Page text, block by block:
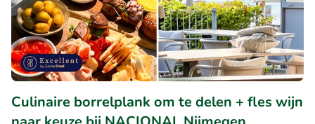
Culinaire borrelplank om te delen + fles wijn